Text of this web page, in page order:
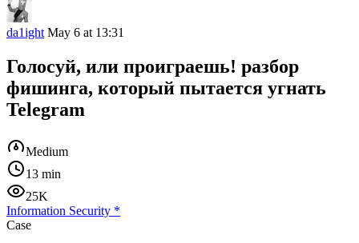
da1ight May 6 at 13:31
Голосуй, или проиграешь! разбор
фишинга, который пытается угнать
Telegram
Medium
13 min
25K
Information Security *
Case